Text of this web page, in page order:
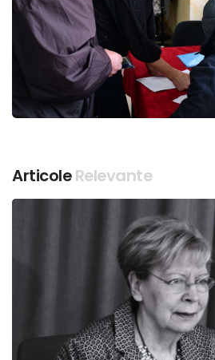
ArticoleRelevante